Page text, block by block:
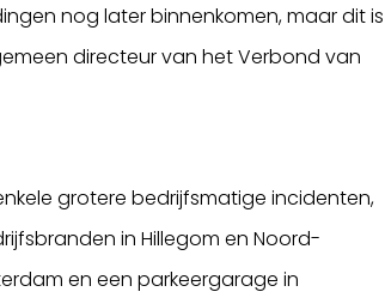
nog later binnenkomen, maar dit is
directeur van het Verbond van
grotere bedrijfsmatige incidenten,
in Hillegom en Noord-
en een parkeergarage in